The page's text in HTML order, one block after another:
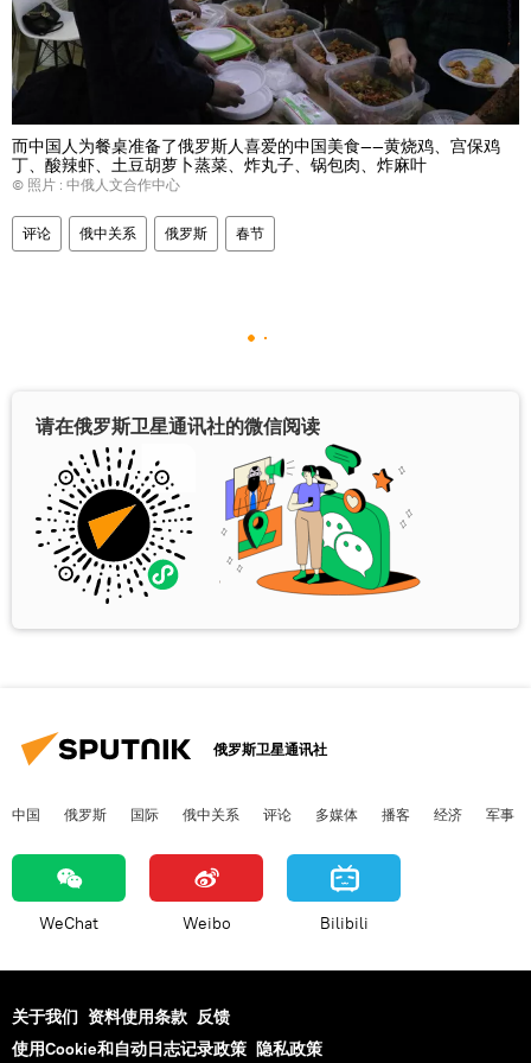
而中国人为餐桌准备了俄罗斯人喜爱的中国美食——黄烧鸡、宫保鸡
丁、酸辣虾、土豆胡萝卜蒸菜、炸丸子、锅包肉、炸麻叶
© 照片 : 中俄人文合作中心
评论 俄中关系 俄罗斯 春节
请在俄罗斯卫星通讯社的微信阅读
俄罗斯卫星通讯社
中国 俄罗斯 国际 俄中关系 评论 多媒体 播客 经济 军事
WeChat Weibo Bilibili
关于我们 资料使用条款 反馈
使用Cookie和自动日志记录政策 隐私政策